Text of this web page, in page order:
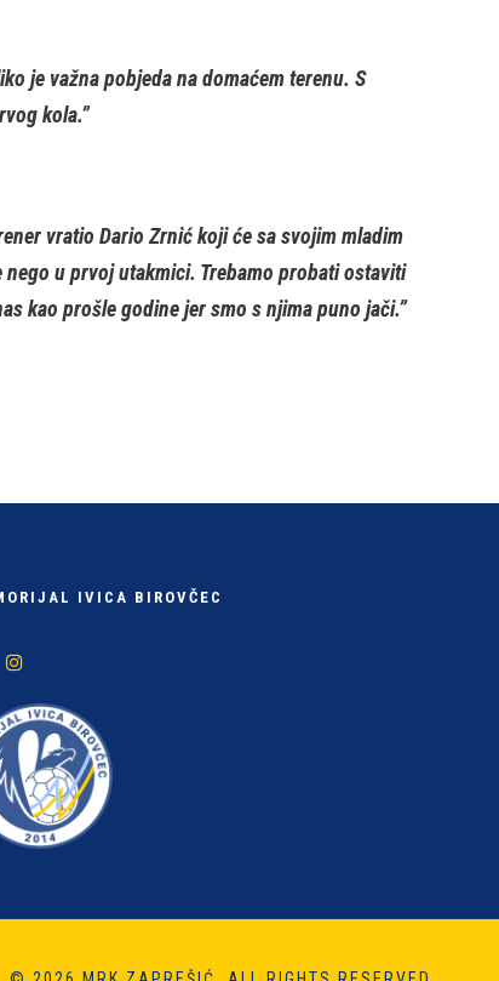
je važna pobjeda na domaćem terenu. S
kola.”
vratio Dario Zrnić koji će sa svojim mladim
u prvoj utakmici. Trebamo probati ostaviti
kao prošle godine jer smo s njima puno jači.”
IVICA BIROVČEC